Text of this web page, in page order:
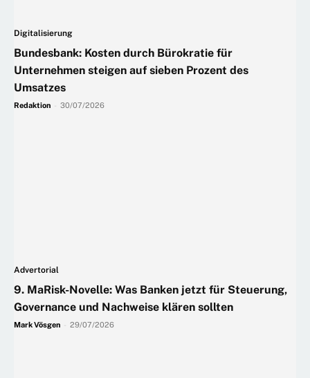
Digitalisierung
Bundesbank: Kosten durch Bürokratie für
Unternehmen steigen auf sieben Prozent des
Umsatzes
Redaktion 30/07/2026
Advertorial
9. MaRisk-Novelle: Was Banken jetzt für Steuerung,
Governance und Nachweise klären sollten
Mark Vösgen 29/07/2026